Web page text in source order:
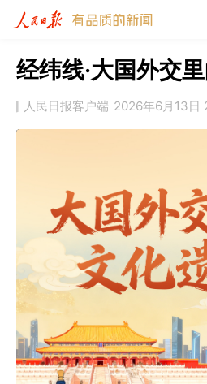
经纬线·大国外交
人民日报客户端 2026年6月13日